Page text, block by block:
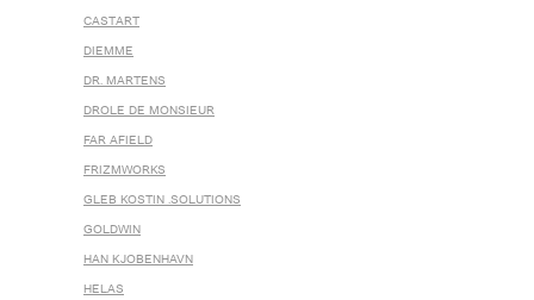
CASTART
DIEMME
DR. MARTENS
DROLE DE MONSIEUR
FAR AFIELD
FRIZMWORKS
GLEB KOSTIN .SOLUTIONS
GOLDWIN
HAN KJOBENHAVN
HELAS